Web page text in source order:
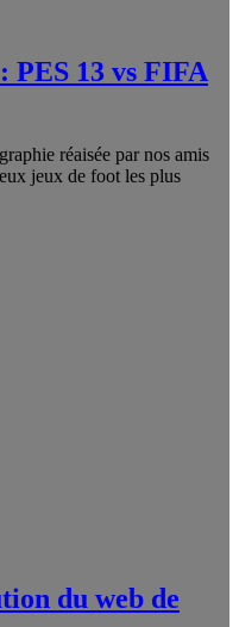
13 vs FIFA
réaisée par nos amis
jeux de foot les plus
du web de